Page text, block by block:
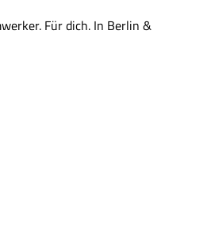
Für dich. In Berlin &